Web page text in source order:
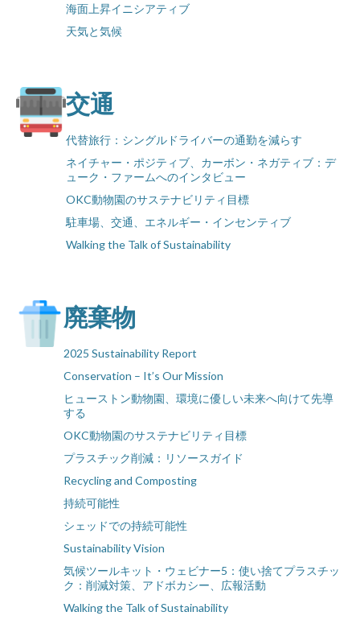
海面上昇イニシアティブ
天気と気候
交通
代替旅行：シングルドライバーの通勤を減らす
ネイチャー・ポジティブ、カーボン・ネガティブ：デ
ューク・ファームへのインタビュー
OKC動物園のサステナビリティ目標
駐車場、交通、エネルギー・インセンティブ
Walking the Talk of Sustainability
廃棄物
2025 Sustainability Report
Conservation – It’s Our Mission
ヒューストン動物園、環境に優しい未来へ向けて先導
する
OKC動物園のサステナビリティ目標
プラスチック削減：リソースガイド
Recycling and Composting
持続可能性
シェッドでの持続可能性
Sustainability Vision
気候ツールキット・ウェビナー5：使い捨てプラスチッ
ク：削減対策、アドボカシー、広報活動
Walking the Talk of Sustainability